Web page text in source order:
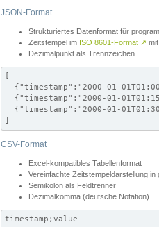
JSON-Format
Strukturiertes Datenformat für
Zeitstempel im ISO 8601-Format ↗
Dezimalpunkt als Trennzeichen
[
{"timestamp":"2000-01-
{"timestamp":"2000-01-
{"timestamp":"2000-01-
]
CSV-Format
Excel-kompatibles Tabellenformat
Vereinfachte Zeitstempeldarstellung
Semikolon als Feldtrenner
Dezimalkomma (deutsche Notation)
timestamp;value